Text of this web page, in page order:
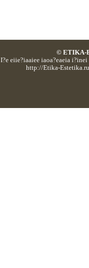
© ETIKA-
I?e eiie?iaaiee iaoa?eaeia
http://Etika-